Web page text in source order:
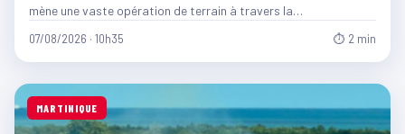
mène une vaste opération de terrain à travers la…
07/08/2026 · 10h35 ⏱ 2 min
MARTINIQUE